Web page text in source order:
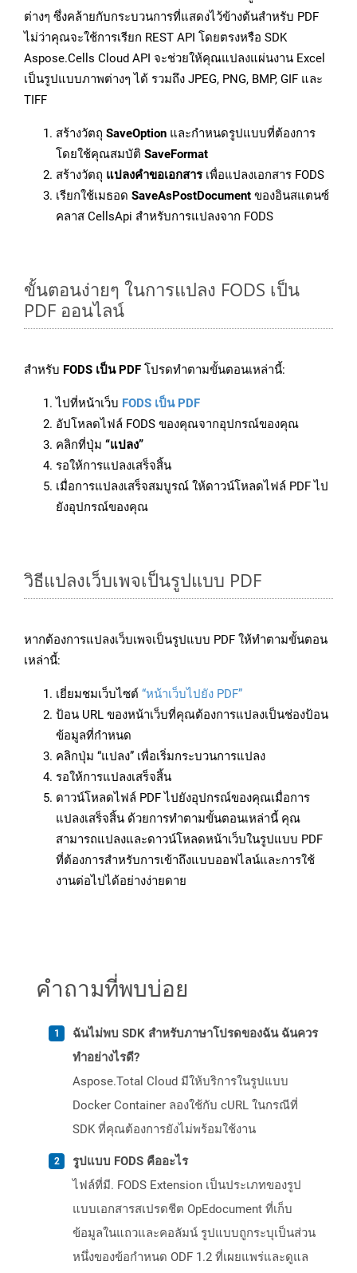
ต่างๆ ซึ่งคล้ายกับกระบวนการที่แสดงไว้ข้างต้นสำหรับ PDF
ไม่ว่าคุณจะใช้การเรียก REST API โดยตรงหรือ SDK
Aspose.Cells Cloud API จะช่วยให้คุณแปลงแผ่นงาน Excel
เป็นรูปแบบภาพต่างๆ ได้ รวมถึง JPEG, PNG, BMP, GIF และ
TIFF
สร้างวัตถุ SaveOption และกำหนดรูปแบบที่ต้องการ
โดยใช้คุณสมบัติ SaveFormat
สร้างวัตถุ แปลงคำขอเอกสารเพื่อแปลงเอกสาร FODS
เรียกใช้เมธอด SaveAsPostDocument ของอินสแตนซ์
คลาส CellsApi สำหรับการแปลงจาก FODS
ขั้นตอนง่ายๆ ในการแปลง FODS เป็น
PDF ออนไลน์
สำหรับ FODS เป็น PDF โปรดทำตามขั้นตอนเหล่านี้:
ไปที่หน้าเว็บ FODS เป็น PDF
อัปโหลดไฟล์ FODS ของคุณจากอุปกรณ์ของคุณ
คลิกที่ปุ่ม “แปลง”
รอให้การแปลงเสร็จสิ้น
เมื่อการแปลงเสร็จสมบูรณ์ ให้ดาวน์โหลดไฟล์ PDF ไป
ยังอุปกรณ์ของคุณ
วิธีแปลงเว็บเพจเป็นรูปแบบ PDF
หากต้องการแปลงเว็บเพจเป็นรูปแบบ PDF ให้ทำตามขั้นตอน
เหล่านี้:
เยี่ยมชมเว็บไซต์ “หน้าเว็บไปยัง PDF”
ป้อน URL ของหน้าเว็บที่คุณต้องการแปลงเป็นช่องป้อน
ข้อมูลที่กำหนด
คลิกปุ่ม “แปลง” เพื่อเริ่มกระบวนการแปลง
รอให้การแปลงเสร็จสิ้น
ดาวน์โหลดไฟล์ PDF ไปยังอุปกรณ์ของคุณเมื่อการ
แปลงเสร็จสิ้น ด้วยการทำตามขั้นตอนเหล่านี้ คุณ
สามารถแปลงและดาวน์โหลดหน้าเว็บในรูปแบบ PDF
ที่ต้องการสำหรับการเข้าถึงแบบออฟไลน์และการใช้
งานต่อไปได้อย่างง่ายดาย
คำถามที่พบบ่อย
ฉันไม่พบ SDK สำหรับภาษาโปรดของฉัน ฉันควร
ทำอย่างไรดี?
Aspose.Total Cloud มีให้บริการในรูปแบบ
Docker Container ลองใช้กับ cURL ในกรณีที่
SDK ที่คุณต้องการยังไม่พร้อมใช้งาน
รูปแบบ FODS คืออะไร
ไฟล์ที่มี. FODS Extension เป็นประเภทของรูป
แบบเอกสารสเปรดชีต OpEdocument ที่เก็บ
ข้อมูลในแถวและคอลัมน์ รูปแบบถูกระบุเป็นส่วน
หนึ่งของข้อกำหนด ODF 1.2 ที่เผยแพร่และดูแล